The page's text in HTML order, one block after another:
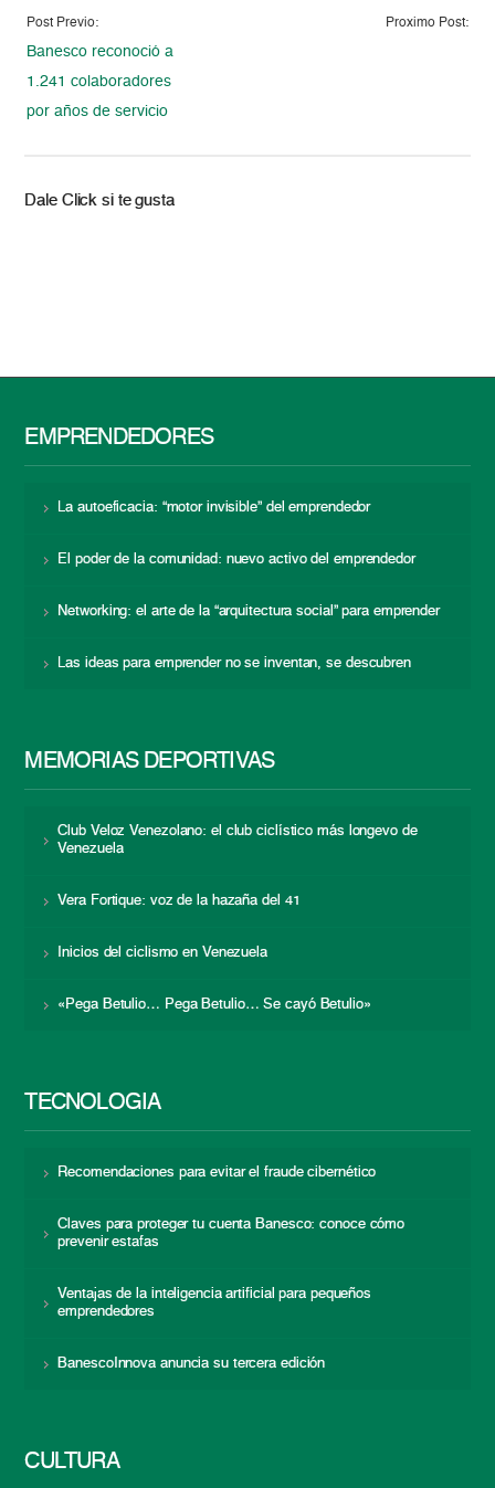
Post Previo:
Banesco reconoció a
1.241 colaboradores
por años de servicio
Proximo Post:
Dale Click si te gusta
EMPRENDEDORES
La autoeficacia: “motor invisible” del emprendedor
El poder de la comunidad: nuevo activo del emprendedor
Networking: el arte de la “arquitectura social” para emprender
Las ideas para emprender no se inventan, se descubren
MEMORIAS DEPORTIVAS
Club Veloz Venezolano: el club ciclístico más longevo de
Venezuela
Vera Fortique: voz de la hazaña del 41
Inicios del ciclismo en Venezuela
«Pega Betulio… Pega Betulio… Se cayó Betulio»
TECNOLOGÍA
Recomendaciones para evitar el fraude cibernético
Claves para proteger tu cuenta Banesco: conoce cómo
prevenir estafas
Ventajas de la inteligencia artificial para pequeños
emprendedores
BanescoInnova anuncia su tercera edición
CULTURA